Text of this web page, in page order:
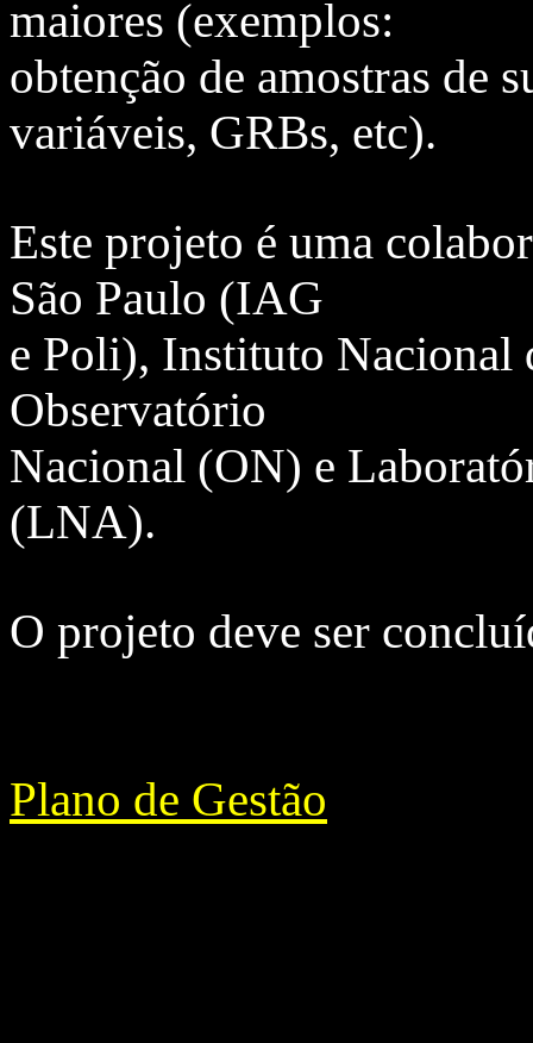
maiores (exemplos:
obtenção de amostras de
variáveis, GRBs, etc).
Este projeto é uma
São Paulo (IAG
e Poli), Instituto Nacional
Observatório
Nacional (ON) e
(LNA).
O projeto deve ser
Plano de Gestão